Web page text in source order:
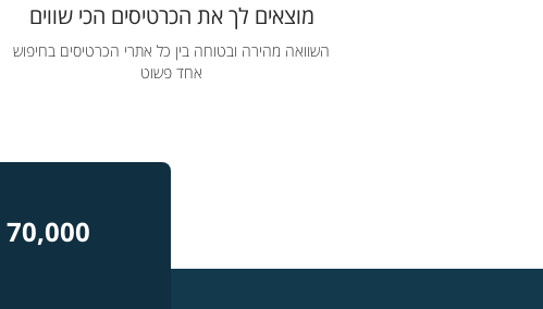
מוצאים לך את הכרטיסים הכי שווים
השוואה מהירה ובטוחה בין כל אתרי הכרטיסים בחיפוש
אחד פשוט
70,000